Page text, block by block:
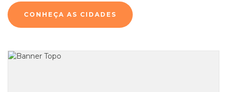
CONHEÇA AS CIDADES